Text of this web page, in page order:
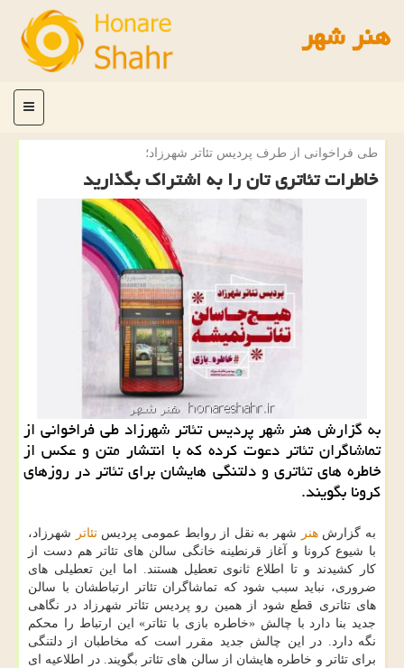
هنر شهر
منو
طی فراخوانی از طرف پردیس تئاتر شهرزاد؛
خاطرات تئاتری تان را به اشتراك بگذارید
به گزارش هنر شهر پردیس تئاتر شهرزاد طی فراخوانی از
تماشاگران تئاتر دعوت كرده كه با انتشار متن و عكس از
خاطره های تئاتری و دلتنگی هایشان برای تئاتر در روزهای
كرونا بگویند.
به گزارشهنر شهر به نقل از روابط عمومی پردیستئاتر
شهرزاد،
با شیوع کرونا و آغاز قرنطینه خانگی سالن های تئاتر هم دست از
کار کشیدند و تا اطلاع ثانوی تعطیل هستند. اما این تعطیلی های
ضروری، نباید سبب شود که تماشاگران تئاتر ارتباطشان با سالن
های تئاتری قطع شود از همین رو پردیس تئاتر شهرزاد در نگاهی
جدید بنا دارد با چالش «خاطره بازی با تئاتر» این ارتباط را محکم
نگه دارد. در این چالش جدید مقرر است که مخاطبان از دلتنگی
برای تئاتر و خاطره هایشان از سالن های تئاتر بگویند. در اطلاعیه ای